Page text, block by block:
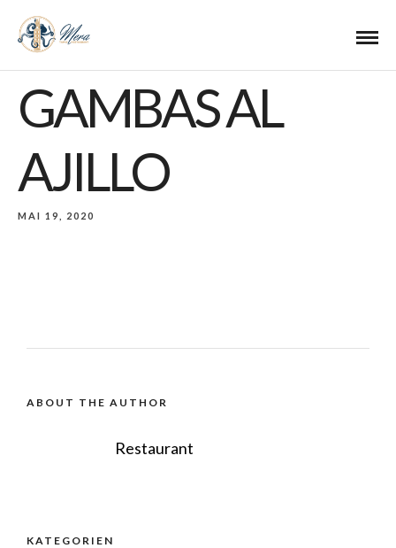
GAMBAS AL
AJILLO
MAI 19, 2020
ABOUT THE AUTHOR
Restaurant
KATEGORIEN